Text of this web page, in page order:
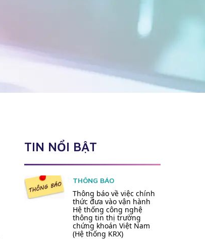
TIN NỔI BẬT
THÔNG BÁO
Thông báo về việc chính
thức đưa vào vận hành
Hệ thống công nghệ
thông tin thị trường
chứng khoán Việt Nam
(Hệ thống KRX)